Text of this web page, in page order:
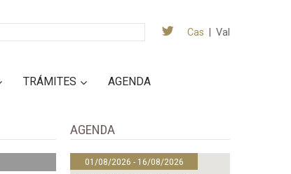
Cas Val
TRÁMITES AGENDA
AGENDA
01/08/2026 - 16/08/2026